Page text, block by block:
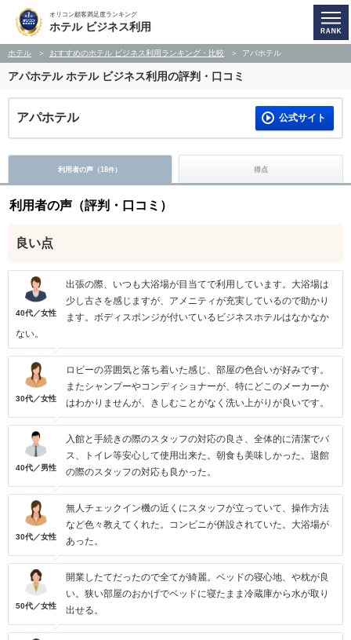
オリコン顧客満足度ランキング
ホテル ビジネス利用
ホテル おすすめのホテル ビジネス利用ランキング・比較 アパホテル
アパホテルホテル ビジネス利用の評判・口コミ
アパホテル 公式サイト
利用者の声（18件） 得点
利用者の声（評判・口コミ）
良い点
40代／女性
出張の際、いつも大浴場が目当てで利用しています。大浴場は
少し古さを感じますが、アメニティが充実しているので助かり
ます。ボディスポンジが付いているビジネスホテルはなかなか
ない。
30代／女性
ロビーの雰囲気と落ち着いた感じ、部屋の色合いが好みです。
またシャンプーやコンディショナーが、特にどこのメーカーか
はわかりませんが、きしむことがなく洗い上がりが良いです。
40代／男性
入館と手続きの際のスタッフの対応の良さ、全体的に清潔でバ
ス、トイレ等安心して使用出来た。朝食も美味しかった。退館
の際のスタッフの対応も良かった。
30代／女性
無人チェックイン機の近くにスタッフが立っていて、操作方法
など色々教えてくれた。コンビニが併設されていた。大浴場が
あった。
50代／女性
開業したてだったので全てが綺麗。ベッドの寝心地、や枕が良
い。狭い部屋のおかげでベッドに寝たまま冷蔵庫から水が取り
出せる。